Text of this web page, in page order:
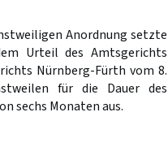
Anordnung setzte
Urteil des Amtsgerichts
Nürnberg-Fürth vom 8.
für die Dauer des
sechs Monaten aus.